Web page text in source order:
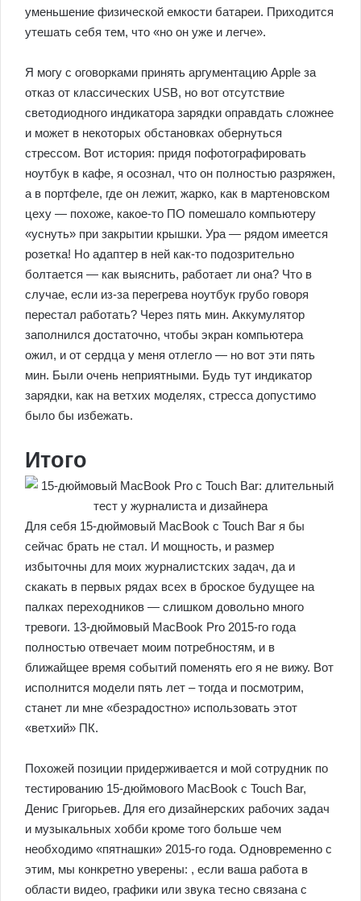
уменьшение физической емкости батареи. Приходится
утешать себя тем, что «но он уже и легче».
Я могу с оговорками принять аргументацию Apple за
отказ от классических USB, но вот отсутствие
светодиодного индикатора зарядки оправдать сложнее
и может в некоторых обстановках обернуться
стрессом. Вот история: придя пофотографировать
ноутбук в кафе, я осознал, что он полностью разряжен,
а в портфеле, где он лежит, жарко, как в мартеновском
цеху — похоже, какое-то ПО помешало компьютеру
«уснуть» при закрытии крышки. Ура — рядом имеется
розетка! Но адаптер в ней как-то подозрительно
болтается — как выяснить, работает ли она? Что в
случае, если из-за перегрева ноутбук грубо говоря
перестал работать? Через пять мин. Аккумулятор
заполнился достаточно, чтобы экран компьютера
ожил, и от сердца у меня отлегло — но вот эти пять
мин. Были очень неприятными. Будь тут индикатор
зарядки, как на ветхих моделях, стресса допустимо
было бы избежать.
Итого
Для себя 15-дюймовый MacBook с Touch Bar я бы
сейчас брать не стал. И мощность, и размер
избыточны для моих журналистских задач, да и
скакать в первых рядах всех в броское будущее на
палках переходников — слишком довольно много
тревоги. 13-дюймовый MacBook Pro 2015-го года
полностью отвечает моим потребностям, и в
ближайщее время событий поменять его я не вижу. Вот
исполнится модели пять лет – тогда и посмотрим,
станет ли мне «безрадостно» использовать этот
«ветхий» ПК.
Похожей позиции придерживается и мой сотрудник по
тестированию 15-дюймового MacBook с Touch Bar,
Денис Григорьев. Для его дизайнерских рабочих задач
и музыкальных хобби кроме того больше чем
необходимо «пятнашки» 2015-го года. Одновременно с
этим, мы конкретно уверены: , если ваша работа в
области видео, графики или звука тесно связана с